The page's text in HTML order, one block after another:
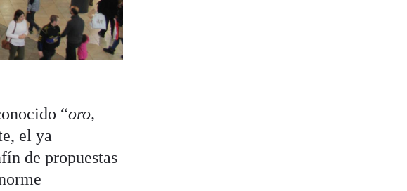
“oro,
el ya
de propuestas